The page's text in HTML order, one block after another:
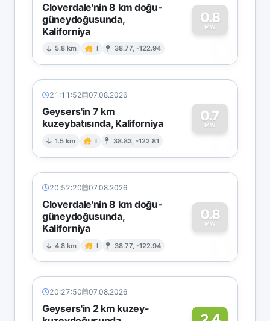
Cloverdale'nin 8 km doğu-
güneydoğusunda,
Kaliforniya
5.8 km I 38.77, -122.94
0.8
MW
0
21:11:52 07.08.2026
Geysers'in 7 km
kuzeybatısında, Kaliforniya
1.5 km I 38.83, -122.81
0.7
MW
0
20:52:20 07.08.2026
Cloverdale'nin 8 km doğu-
güneydoğusunda,
Kaliforniya
4.8 km I 38.77, -122.94
0.8
MW
0
20:27:50 07.08.2026
Geysers'in 2 km kuzey-